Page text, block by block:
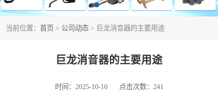
当前位置： 首页 > 公司动态 > 巨龙消音器的主要用途
巨龙消音器的主要用途
时间：2025-10-10 点击次数：241